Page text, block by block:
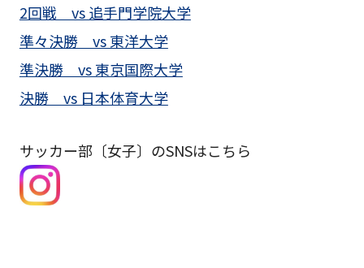
2回戦 vs 追手門学院大学
準々決勝 vs 東洋大学
準決勝 vs 東京国際大学
決勝 vs 日本体育大学
サッカー部〔女子〕のSNSはこちら